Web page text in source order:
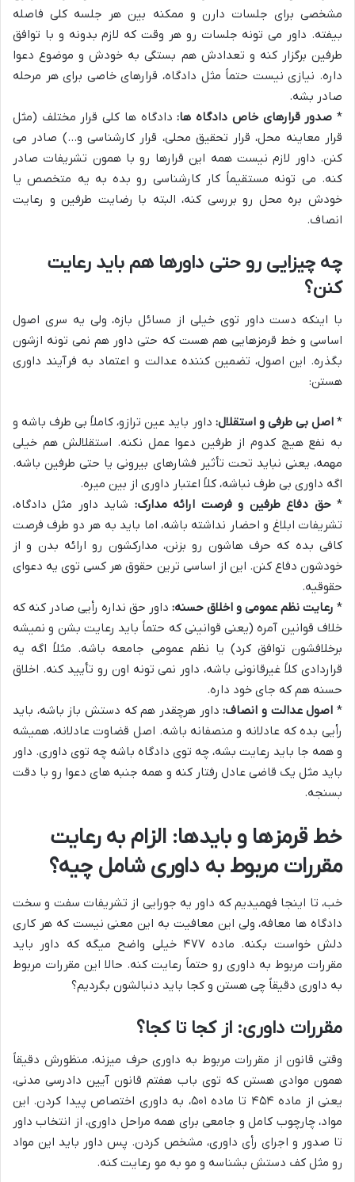
مشخصی برای جلسات دارن و ممکنه بین هر جلسه کلی فاصله
بیفته. داور می تونه جلسات رو هر وقت که لازم بدونه و با توافق
طرفین برگزار کنه و تعدادش هم بستگی به خودش و موضوع دعوا
داره. نیازی نیست حتماً مثل دادگاه، قرارهای خاصی برای هر مرحله
صادر بشه.
* صدور قرارهای خاص دادگاه ها:دادگاه ها کلی قرار مختلف (مثل
قرار معاینه محل، قرار تحقیق محلی، قرار کارشناسی و…) صادر می
کنن. داور لازم نیست همه این قرارها رو با همون تشریفات صادر
کنه. می تونه مستقیماً کار کارشناسی رو بده به یه متخصص یا
خودش بره محل رو بررسی کنه، البته با رضایت طرفین و رعایت
انصاف.
چه چیزایی رو حتی داورها هم باید رعایت
کنن؟
با اینکه دست داور توی خیلی از مسائل بازه، ولی یه سری اصول
اساسی و خط قرمزهایی هم هست که حتی داور هم نمی تونه ازشون
بگذره. این اصول، تضمین کننده عدالت و اعتماد به فرآیند داوری
هستن:
*اصل بی طرفی و استقلال: داور باید عین ترازو، کاملاً بی طرف باشه و
به نفع هیچ کدوم از طرفین دعوا عمل نکنه. استقلالش هم خیلی
مهمه، یعنی نباید تحت تأثیر فشارهای بیرونی یا حتی طرفین باشه.
اگه داوری بی طرف نباشه، کلاً اعتبار داوری از بین میره.
*حق دفاع طرفین و فرصت ارائه مدارک: شاید داور مثل دادگاه،
تشریفات ابلاغ و احضار نداشته باشه، اما باید به هر دو طرف فرصت
کافی بده که حرف هاشون رو بزنن، مدارکشون رو ارائه بدن و از
خودشون دفاع کنن. این از اساسی ترین حقوق هر کسی توی یه دعوای
حقوقیه.
* رعایت نظم عمومی و اخلاق حسنه: داور حق نداره رأیی صادر کنه که
خلاف قوانین آمره (یعنی قوانینی که حتماً باید رعایت بشن و نمیشه
برخلافشون توافق کرد) یا نظم عمومی جامعه باشه. مثلاً اگه یه
قراردادی کلاً غیرقانونی باشه، داور نمی تونه اون رو تأیید کنه. اخلاق
حسنه هم که جای خود داره.
* اصول عدالت و انصاف:داور هرچقدر هم که دستش باز باشه، باید
رأیی بده که عادلانه و منصفانه باشه. اصل قضاوت عادلانه، همیشه
و همه جا باید رعایت بشه، چه توی دادگاه باشه چه توی داوری. داور
باید مثل یک قاضی عادل رفتار کنه و همه جنبه های دعوا رو با دقت
بسنجه.
خط قرمزها و بایدها: الزام به رعایت
مقررات مربوط به داوری شامل چیه؟
خب، تا اینجا فهمیدیم که داور یه جورایی از تشریفات سفت و سخت
دادگاه ها معافه، ولی این معافیت به این معنی نیست که هر کاری
دلش خواست بکنه. ماده ۴۷۷ خیلی واضح میگه که داور باید
مقررات مربوط به داوری رو حتماً رعایت کنه. حالا این مقررات مربوط
به داوری دقیقاً چی هستن و کجا باید دنبالشون بگردیم؟
مقررات داوری: از کجا تا کجا؟
وقتی قانون از مقررات مربوط به داوری حرف میزنه، منظورش دقیقاً
همون موادی هستن که توی باب هفتم قانون آیین دادرسی مدنی،
یعنی از ماده ۴۵۴ تا ماده ۵۰۱، به داوری اختصاص پیدا کردن. این
مواد، چارچوب کامل و جامعی برای همه مراحل داوری، از انتخاب داور
تا صدور و اجرای رأی داوری، مشخص کردن. پس داور باید این مواد
رو مثل کف دستش بشناسه و مو به مو رعایت کنه.